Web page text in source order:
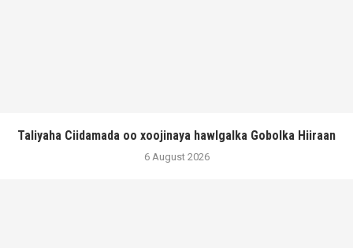
Taliyaha Ciidamada oo xoojinaya hawlgalka Gobolka Hiiraan
6 August 2026